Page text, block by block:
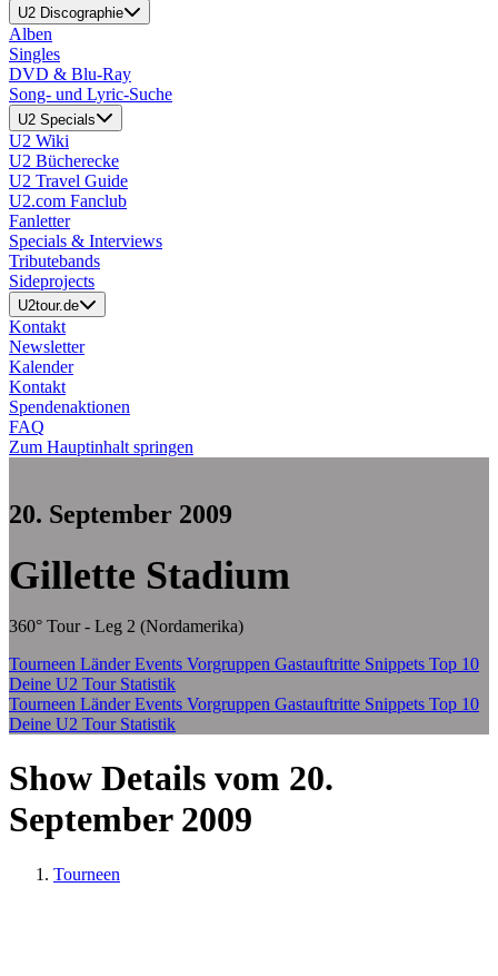
U2 Discographie
Alben
Singles
DVD & Blu-Ray
Song- und Lyric-Suche
U2 Specials
U2 Wiki
U2 Bücherecke
U2 Travel Guide
U2.com Fanclub
Fanletter
Specials & Interviews
Tributebands
Sideprojects
U2tour.de
Kontakt
Newsletter
Kalender
Kontakt
Spendenaktionen
FAQ
Zum Hauptinhalt springen
20. September 2009
Gillette Stadium
360° Tour - Leg 2 (Nordamerika)
Tourneen LänderEvents Vorgruppen Gastauftritte Snippets Top 10
Deine U2 Tour Statistik
Tourneen LänderEvents Vorgruppen Gastauftritte Snippets Top 10
Deine U2 Tour Statistik
Show Details vom 20.
September 2009
Tourneen